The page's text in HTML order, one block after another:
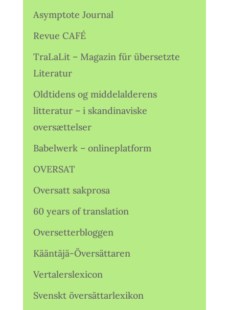
Asymptote Journal
Revue CAFÉ
TraLaLit – Magazin für übersetzte
Literatur
Oldtidens og middelalderens
litteratur – i skandinaviske
oversættelser
Babelwerk – onlineplatform
OVERSAT
Oversatt sakprosa
60 years of translation
Oversetterbloggen
Kääntäjä-Översättaren
Vertalerslexicon
Svenskt översättarlexikon